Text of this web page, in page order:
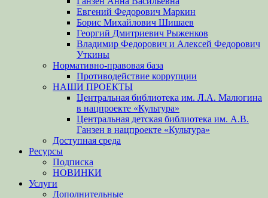
Евгений Федорович Маркин
Борис Михайлович Шишаев
Георгий Дмитриевич Рыженков
Владимир Федорович и Алексей Федорович
Уткины
Нормативно-правовая база
Противодействие коррупции
НАШИ ПРОЕКТЫ
Центральная библиотека им. Л.А. Малюгина
в нацпроекте «Культура»
Центральная детская библиотека им. А.В.
Ганзен в нацпроекте «Культура»
Доступная среда
Ресурсы
Подписка
НОВИНКИ
Услуги
Дополнительные